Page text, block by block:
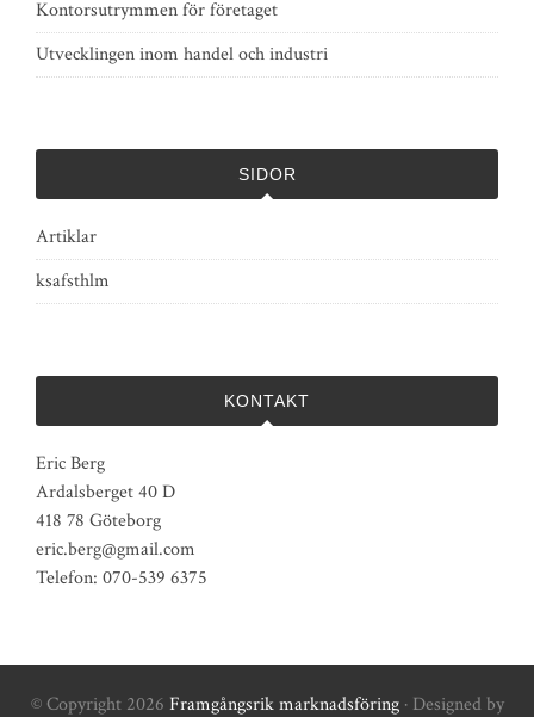
Kontorsutrymmen för företaget
Utvecklingen inom handel och industri
SIDOR
Artiklar
ksafsthlm
KONTAKT
Eric Berg
Ardalsberget 40 D
418 78 Göteborg
eric.berg@gmail.com
Telefon: 070-539 6375
© Copyright 2026 Framgångsrik marknadsföring· Designed by